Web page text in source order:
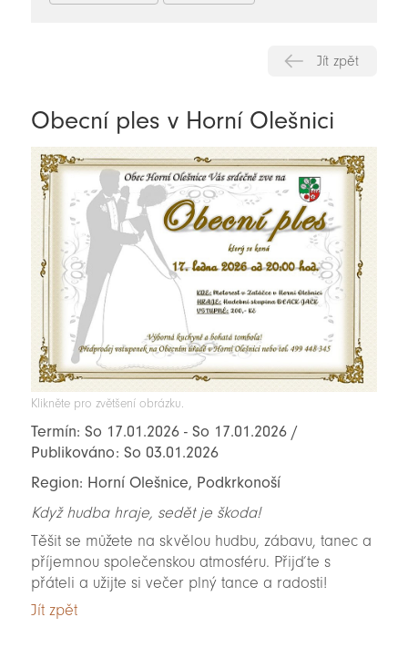
Jít zpět
Obecní ples v Horní Olešnici
Klikněte pro zvětšení obrázku.
Termín: So 17.01.2026 - So 17.01.2026 /
Publikováno: So 03.01.2026
Region: Horní Olešnice, Podkrkonoší
Když hudba hraje, sedět je škoda!
Těšit se můžete na skvělou hudbu, zábavu, tanec a
příjemnou společenskou atmosféru. Přijďte s
přáteli a užijte si večer plný tance a radosti!
Jít zpět